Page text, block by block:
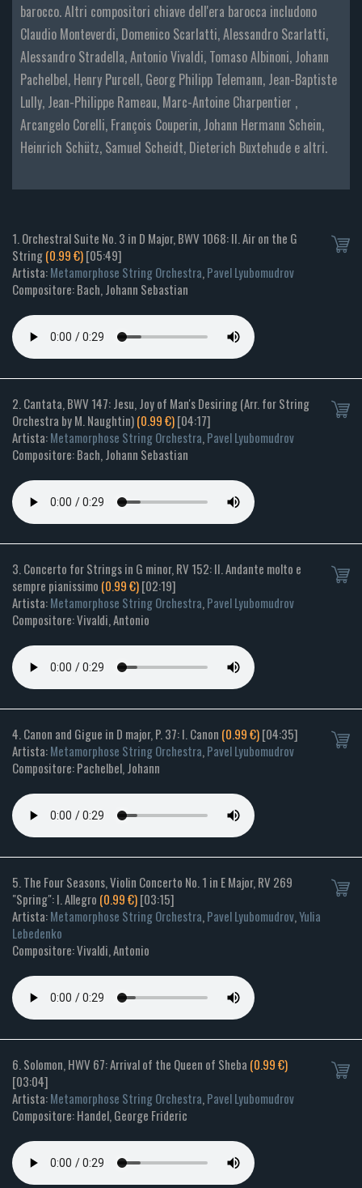
barocco. Altri compositori chiave dell'era barocca includono
Claudio Monteverdi, Domenico Scarlatti, Alessandro Scarlatti,
Alessandro Stradella, Antonio Vivaldi, Tomaso Albinoni, Johann
Pachelbel, Henry Purcell, Georg Philipp Telemann, Jean-Baptiste
Lully, Jean-Philippe Rameau, Marc-Antoine Charpentier ,
Arcangelo Corelli, François Couperin, Johann Hermann Schein,
Heinrich Schütz, Samuel Scheidt, Dieterich Buxtehude e altri.
1. Orchestral Suite No. 3 in D Major, BWV 1068: II. Air on the G
String(0.99 €)[05:49]
Artista:Metamorphose String Orchestra,Pavel Lyubomudrov
Compositore: Bach, Johann Sebastian
2. Cantata, BWV 147: Jesu, Joy of Man's Desiring (Arr. for String
Orchestra by M. Naughtin)(0.99 €)[04:17]
Artista:Metamorphose String Orchestra,Pavel Lyubomudrov
Compositore: Bach, Johann Sebastian
3. Concerto for Strings in G minor, RV 152: II. Andante molto e
sempre pianissimo (0.99 €)[02:19]
Artista:Metamorphose String Orchestra,Pavel Lyubomudrov
Compositore: Vivaldi, Antonio
4. Canon and Gigue in D major, P. 37: I. Canon (0.99 €)[04:35]
Artista:Metamorphose String Orchestra,Pavel Lyubomudrov
Compositore: Pachelbel, Johann
5. The Four Seasons, Violin Concerto No. 1 in E Major, RV 269
"Spring": I. Allegro (0.99 €)[03:15]
Artista:Metamorphose String Orchestra,Pavel Lyubomudrov,Yulia
Lebedenko
Compositore: Vivaldi, Antonio
6. Solomon, HWV 67: Arrival of the Queen of Sheba (0.99 €)
[03:04]
Artista:Metamorphose String Orchestra,Pavel Lyubomudrov
Compositore: Handel, George Frideric